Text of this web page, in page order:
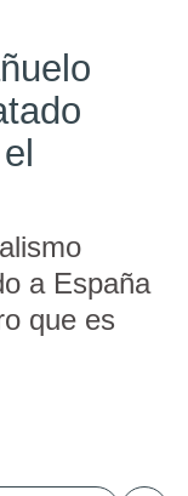
a España
que es